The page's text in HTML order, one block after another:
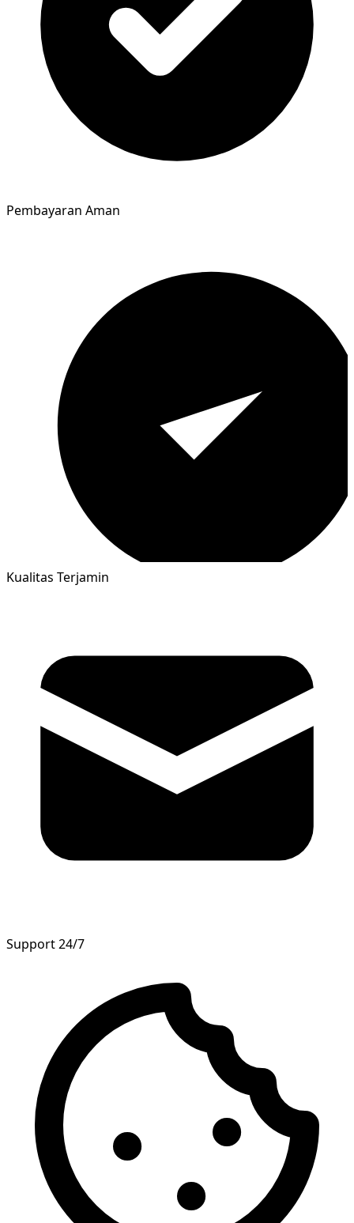
Pembayaran Aman
Kualitas Terjamin
Support 24/7